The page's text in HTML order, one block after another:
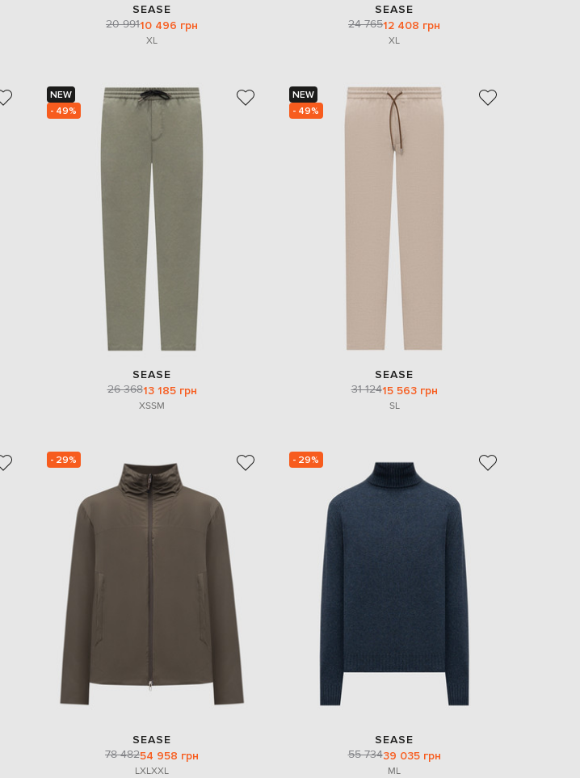
SEASE
20 99110 496 грн
XL
SEASE
24 76512 408 грн
XL
NEW
- 49%
SEASE
26 36813 185 грн
XSSM
NEW
- 49%
SEASE
31 12415 563 грн
SL
- 29%
SEASE
78 48254 958 грн
LXLXXL
- 29%
SEASE
55 73439 035 грн
ML